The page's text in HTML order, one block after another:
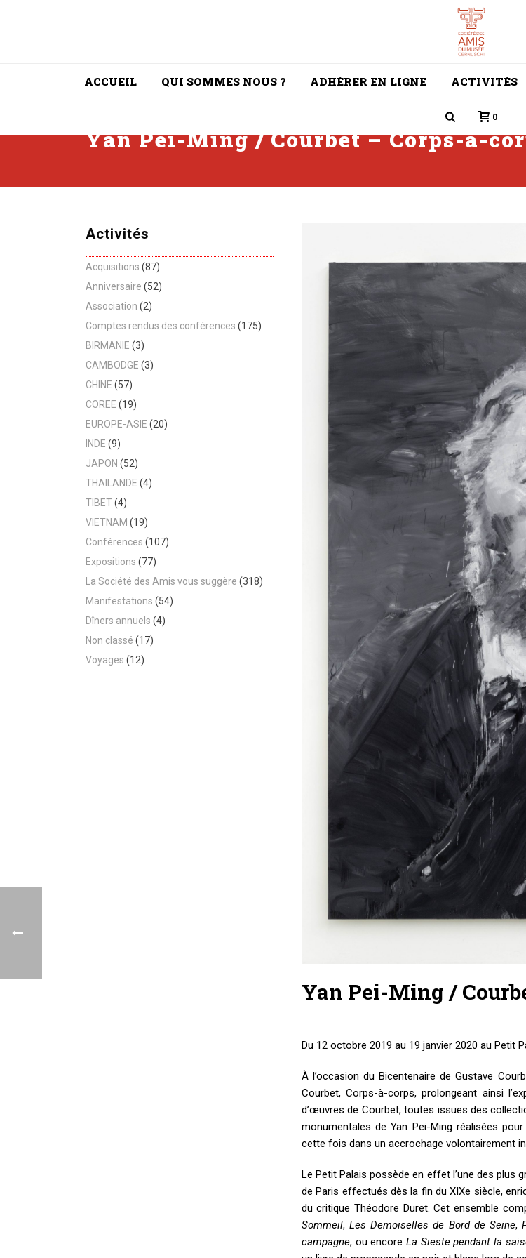
ACCUEIL QUI SOMMES NOUS ? ADHÉRER EN LIGNE ACTIVITÉS
0
Yan Pei-Ming / Courbet – Corps-à-
Yan Pei-Ming /
Du 12 octobre 2019 au 19 janvier 2020 au Petit
À l’occasion du Bicentenaire de Gustave
Courbet, Corps-à-corps, prolongeant ainsi
d’œuvres de Courbet, toutes issues des
monumentales de Yan Pei-Ming réalisées
cette fois dans un accrochage volontairement
Le Petit Palais possède en effet l’une des plus
de Paris effectués dès la fin du XIXe siècle,
du critique Théodore Duret. Cet ensemble
Sommeil, Les Demoiselles de Bord de Seine,
campagne, ou encore La Sieste pendant la
Activités
Acquisitions (87)
Anniversaire (52)
Association (2)
Comptes rendus des conférences (175)
BIRMANIE (3)
CAMBODGE (3)
CHINE (57)
COREE (19)
EUROPE-ASIE (20)
INDE (9)
JAPON (52)
THAILANDE (4)
TIBET(4)
VIETNAM (19)
Conférences (107)
Expositions (77)
La Société des Amis vous suggère (318)
Manifestations (54)
Dîners annuels (4)
Non classé (17)
Voyages (12)